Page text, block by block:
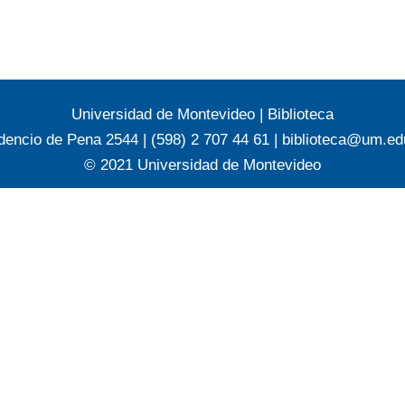
Universidad de Montevideo | Biblioteca
de Pena 2544 | (598) 2 707 44 61 |
© 2021 Universidad de Montevideo